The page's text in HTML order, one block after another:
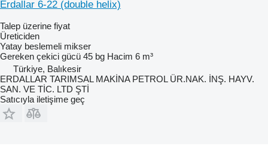
Erdallar 6-22 (double helix)
Talep üzerine fiyat
Üreticiden
Yatay beslemeli mikser
Gereken çekici gücü 45 bg Hacim 6 m³
Türkiye, Balıkesir
ERDALLAR TARIMSAL MAKİNA PETROL ÜR.NAK. İNŞ. HAYV.
SAN. VE TİC. LTD ŞTİ
Satıcıyla iletişime geç